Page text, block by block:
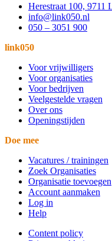
Herestraat 100, 9711
info@link050.nl
050 – 3051 900
link050
Voor vrijwilligers
Voor organisaties
Voor bedrijven
Veelgestelde vragen
Over ons
Openingstijden
Doe mee
Vacatures / trainingen
Zoek Organisaties
Organisatie toevoegen
Account aanmaken
Log in
Help
Content policy